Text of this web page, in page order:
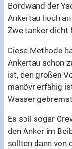
Bordwand der
Ankertau hoch
Zweitanker dicht
Diese Methode
Ankertau schon
ist, den großen
manövrierfähig
Wasser
Es soll sogar
den Anker im
sollten dann von